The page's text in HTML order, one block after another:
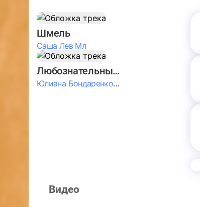
Шмель
Саша Лев Мл
Любознательные Дети
Юлиана Бондаренко & Амелия Колпакова & Егор Егоров & Валерия Шевченко & Ксюша Косичкина
Видео